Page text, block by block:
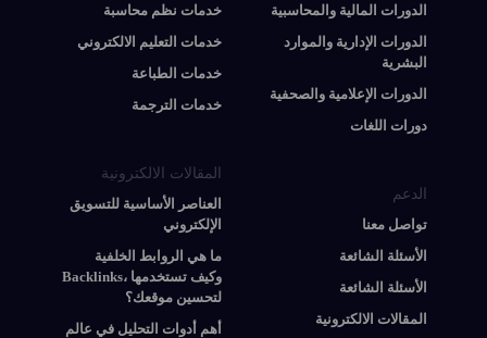
الدورات المالية والمحاسبية
الدورات الإدارية والموارد
البشرية
الدورات الإعلامية والصحفية
دورات اللغات
خدمات نظم محاسبة
خدمات التعليم الالكتروني
خدمات الطباعة
خدمات الترجمة
المقالات الالكترونية
العناصر الأساسية للتسويق
الإلكتروني
ما هي الروابط الخلفية
Backlinks، وكيف تستخدمها
لتحسين موقعك؟
أهم أدوات التحليل في عالم
الدعم
تواصل معنا
الأسئلة الشائعة
الأسئلة الشائعة
المقالات الالكترونية